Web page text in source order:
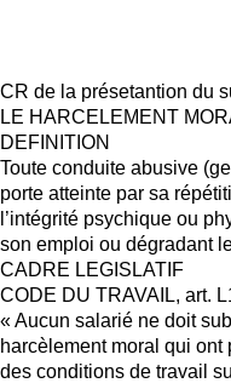
CR de la présetantion du
LE HARCELEMENT
DEFINITION
Toute conduite abusive
porte atteinte par sa
l’intégrité psychique ou
son emploi ou dégradant
CADRE LEGISLATIF
CODE DU TRAVAIL, art.
« Aucun salarié ne doit
harcèlement moral qui
des conditions de travail